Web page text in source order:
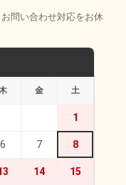
問い合わせ対応をお休
金 土
1
6 7 8
14 15